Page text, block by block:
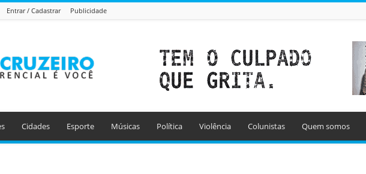
Entrar / Cadastrar Publicidade
Info
Cruzeiro
Cidades Esporte Músicas Política Violência Colunistas Quem somos